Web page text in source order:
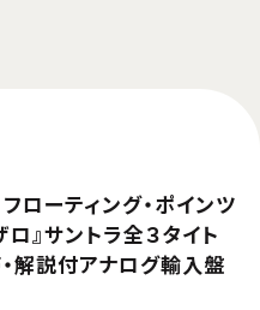
ローティング・ポインツ
』サントラ全３タイト
解説付アナログ輸入盤